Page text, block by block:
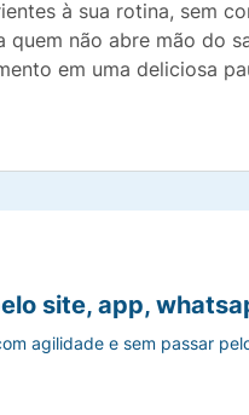
à sua rotina, sem
quem não abre mão do
em uma deliciosa
site, app,
agilidade e sem passar